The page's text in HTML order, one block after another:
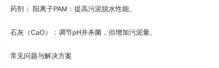
药剂： 阳离子PAM：提高污泥脱水性能。
石灰（CaO）：调节pH并杀菌，但增加污泥量。
常见问题与解决方案